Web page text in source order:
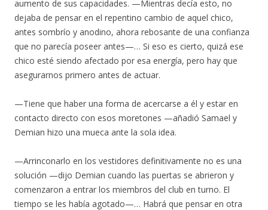
aumento de sus capacidades. —Mientras decía esto, no
dejaba de pensar en el repentino cambio de aquel chico,
antes sombrío y anodino, ahora rebosante de una confianza
que no parecía poseer antes—… Si eso es cierto, quizá ese
chico esté siendo afectado por esa energía, pero hay que
asegurarnos primero antes de actuar.
—Tiene que haber una forma de acercarse a él y estar en
contacto directo con esos moretones —añadió Samael y
Demian hizo una mueca ante la sola idea.
—Arrinconarlo en los vestidores definitivamente no es una
solución —dijo Demian cuando las puertas se abrieron y
comenzaron a entrar los miembros del club en turno. El
tiempo se les había agotado—… Habrá que pensar en otra